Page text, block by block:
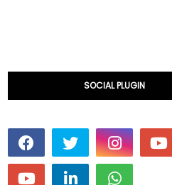
SOCIAL PLUGIN